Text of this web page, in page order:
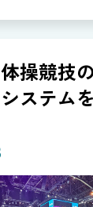
操競技
ステム